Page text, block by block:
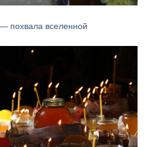
похвала вселенной